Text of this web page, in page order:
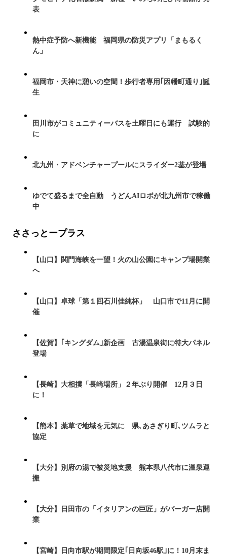
表
熱中症予防へ新機能 福岡県の防災アプリ「まもるく
ん」
福岡市・天神に憩いの空間！歩行者専用｢因幡町通り｣誕
生
田川市がコミュニティーバスを土曜日にも運行 試験的
に
北九州・アドベンチャープールにスライダー2基が登場
ゆでて盛るまで全自動 うどんAIロボが北九州市で稼働
中
ささっとープラス
【山口】関門海峡を一望！火の山公園にキャンプ場開業
へ
【山口】卓球「第１回石川佳純杯」 山口市で11月に開
催
【佐賀】｢キングダム｣新企画 古湯温泉街に特大パネル
登場
【長崎】大相撲「長崎場所」２年ぶり開催 12月３日
に！
【熊本】薬草で地域を元気に 県､あさぎり町､ツムラと
協定
【大分】別府の湯で被災地支援 熊本県八代市に温泉運
搬
【大分】日田市の「イタリアンの巨匠」がバーガー店開
業
【宮崎】日向市駅が期間限定｢日向坂46駅｣に！10月末ま